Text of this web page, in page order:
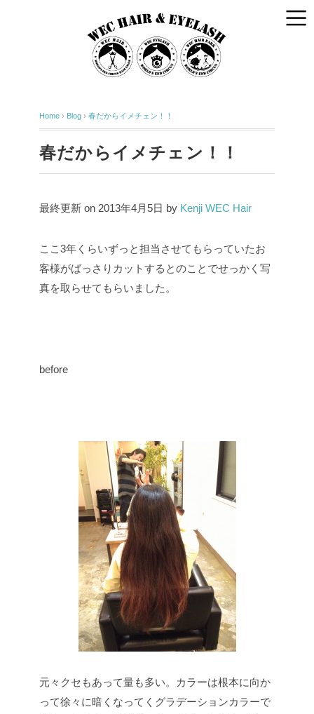
Home › Blog › 春だからイメチェン！！
春だからイメチェン！！
最終更新 on 2013年4月5日 by Kenji WEC Hair
ここ3年くらいずっと担当させてもらっていたお
客様がばっさりカットするとのことでせっかく写
真を取らせてもらいました。
before
元々クセもあって量も多い。カラーは根本に向か
って徐々に暗くなってくグラデーションカラーで